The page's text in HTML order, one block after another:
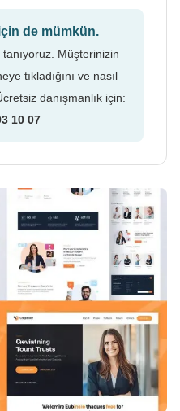
de mümkün.
Müşterinizin
tıkladığını ve nasıl
danışmanlık için:
10 07